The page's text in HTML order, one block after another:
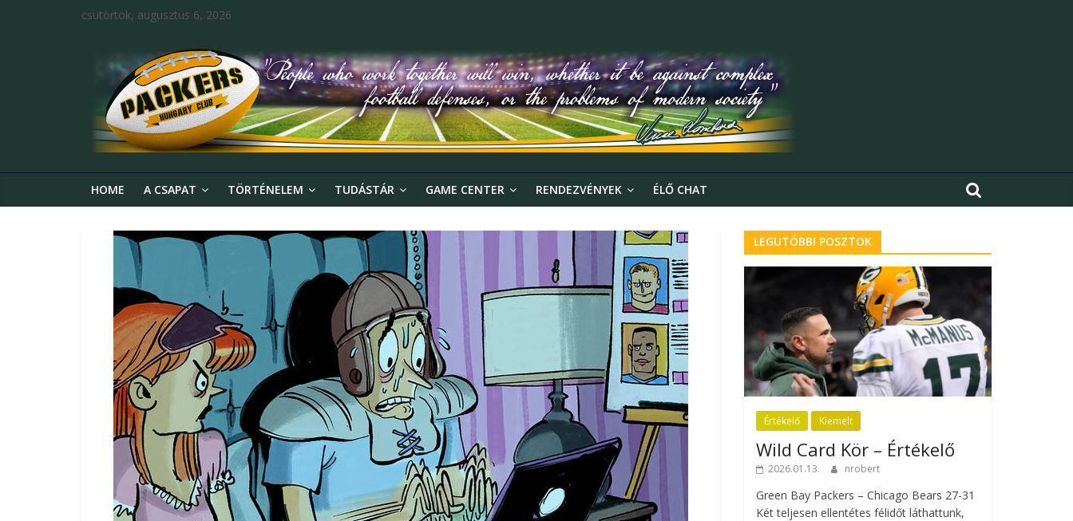
csütörtök, augusztus 6, 2026
HOME A CSAPAT TÖRTÉNELEM TUDÁSTÁR GAME CENTER RENDEZVÉNYEK ÉLŐ CHAT
LEGUTÓBBI POSZTOK
Értékelő Kiemelt
Wild Card Kör – Értékelő
2026.01.13. nrobert
Green Bay Packers – Chicago Bears 27-31
Két teljesen ellentétes félidőt láthattunk,